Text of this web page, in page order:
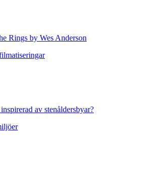
Rings by Wes Anderson
av stenåldersbyar?